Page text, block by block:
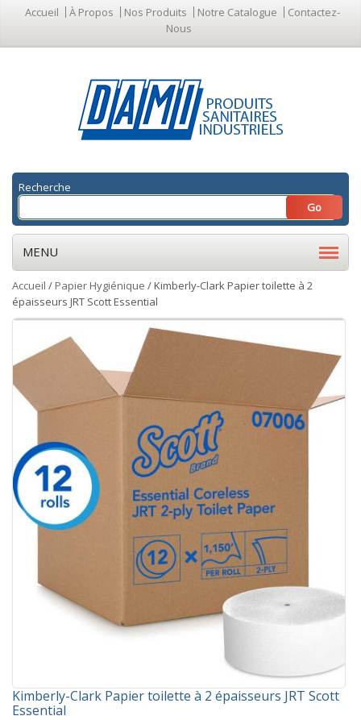
Accueil À Propos Nos Produits Notre Catalogue
Contactez-
Nous
Recherche
MENU
Accueil / Papier Hygiénique / Kimberly-Clark Papier toilette à 2
épaisseurs JRT Scott Essential
Kimberly-Clark Papier toilette à 2 épaisseurs JRT Scott
Essential